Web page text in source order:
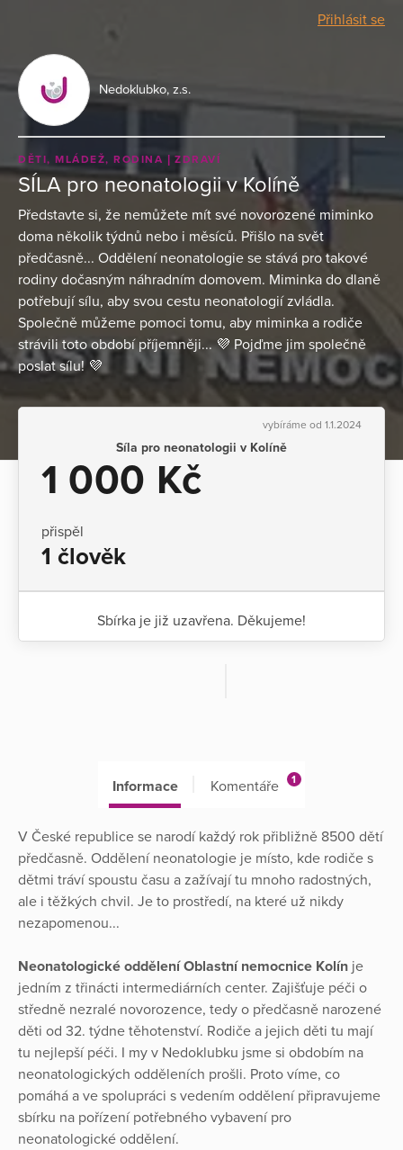
Přihlásit se
Nedoklubko, z.s.
DĚTI, MLÁDEŽ, RODINA ZDRAVÍ
SÍLA pro neonatologii v Kolíně
Představte si, že nemůžete mít své novorozené miminko
doma několik týdnů nebo i měsíců. Přišlo na svět
předčasně... Oddělení neonatologie se stává pro takové
rodiny dočasným náhradním domovem. Miminka do dlaně
potřebují sílu, aby svou cestu neonatologií zvládla.
Společně můžeme pomoci tomu, aby miminka a rodiče
strávili toto období příjemněji... 💜 Pojďme jim společně
poslat sílu! 💜
vybíráme od 1.1.2024
Síla pro neonatologii v Kolíně
1 000 Kč
přispěl
1 člověk
Sbírka je již uzavřena. Děkujeme!
Informace Komentáře 1
V České republice se narodí každý rok přibližně 8500 dětí
předčasně. Oddělení neonatologie je místo, kde rodiče s
dětmi tráví spoustu času a zažívají tu mnoho radostných,
ale i těžkých chvil. Je to prostředí, na které už nikdy
nezapomenou...
Neonatologické oddělení Oblastní nemocnice Kolín je
jedním z třinácti intermediárních center. Zajišťuje péči o
středně nezralé novorozence, tedy o předčasně narozené
děti od 32. týdne těhotenství. Rodiče a jejich děti tu mají
tu nejlepší péči. I my v Nedoklubku jsme si obdobím na
neonatologických odděleních prošli. Proto víme, co
pomáhá a ve spolupráci s vedením oddělení připravujeme
sbírku na pořízení potřebného vybavení pro
neonatologické oddělení.